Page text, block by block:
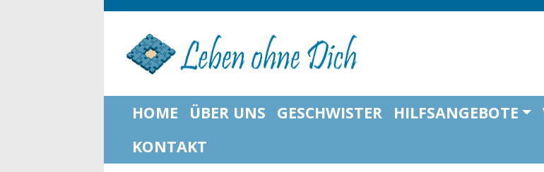
HOME ÜBER UNS GESCHWISTER HILFSANGEBOTE
KONTAKT